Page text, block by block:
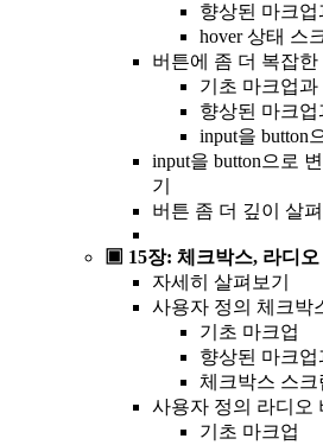
향상된 마크업
hover 상태 스
버튼에 좀 더 복잡한
기초 마크업과
향상된 마크업
input을 button
input을 button으로
기
버튼 좀 더 깊이 살펴
▣ 15장: 체크박스, 라디오
자세히 살펴보기
사용자 정의 체크박
기초 마크업
향상된 마크업
체크박스 스크
사용자 정의 라디오
기초 마크업